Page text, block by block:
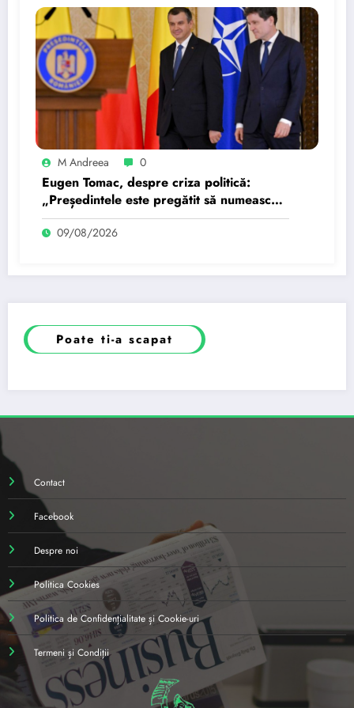
M Andreea 0
Eugen Tomac, despre criza politică:
„Președintele este pregătit să numească
mâine un candidat”…
09/08/2026
Poate ti-a scapat
Contact
Facebook
Despre noi
Politica Cookies
Politica de Confidențialitate și Cookie-uri
Termeni și Condiții